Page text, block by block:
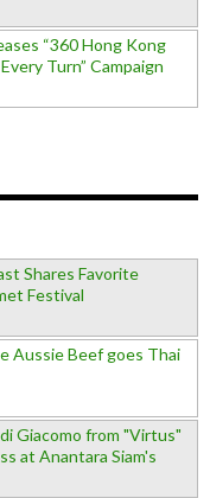
“360 Hong Kong
Turn” Campaign
Shares Favorite
Festival
Aussie Beef goes Thai
Giacomo from "Virtus"
at Anantara Siam's